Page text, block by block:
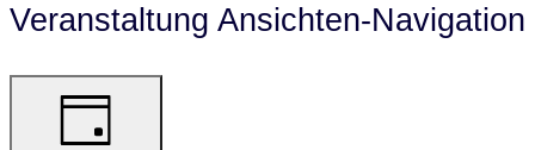
Veranstaltung Ansichten-Navigation